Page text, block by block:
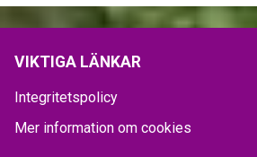
VIKTIGA LÄNKAR
Integritetspolicy
Mer information om cookies